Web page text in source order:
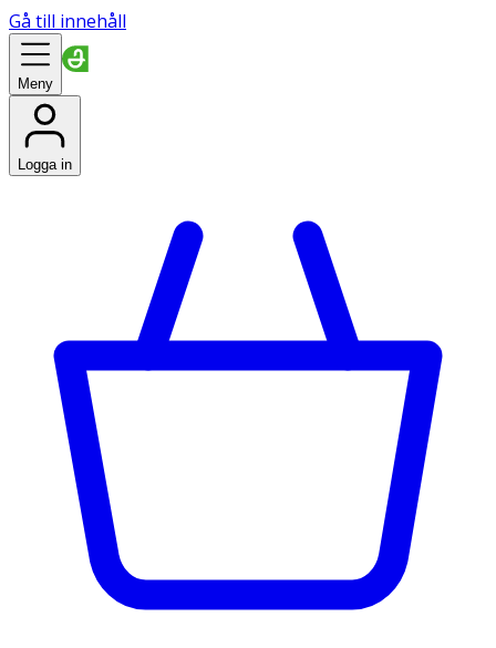
Gå till innehåll
Meny
Logga in